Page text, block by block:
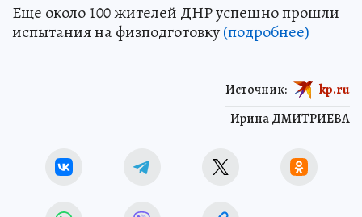
Еще около 100 жителей ДНР успешно прошли
испытания на физподготовку(подробнее)
Ирина ДМИТРИЕВА
Источник: kp.ru